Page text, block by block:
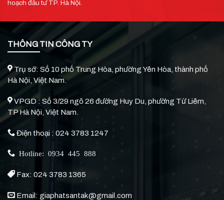
hoạch đầu tư TP. Hà Nội.
THÔNG TIN CÔNG TY
Trụ sở: Số 10 phố Trung Hòa, phường Yên Hòa, thành phố
Hà Nội, Việt Nam.
VPGD : Số 3/29 ngõ 26 đường Huy Du, phường Từ Liêm,
TP Hà Nội, Việt Nam.
Điện thoại : 024 3783 1247
Hotline: 0934 445 888
Fax: 024 3783 1365
Email: giaphatsantak@gmail.com